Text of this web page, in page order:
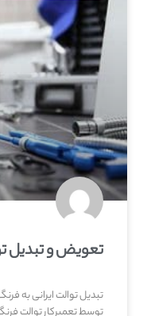
تعویض و تبدیل
تبدیل توالت ایرانی به